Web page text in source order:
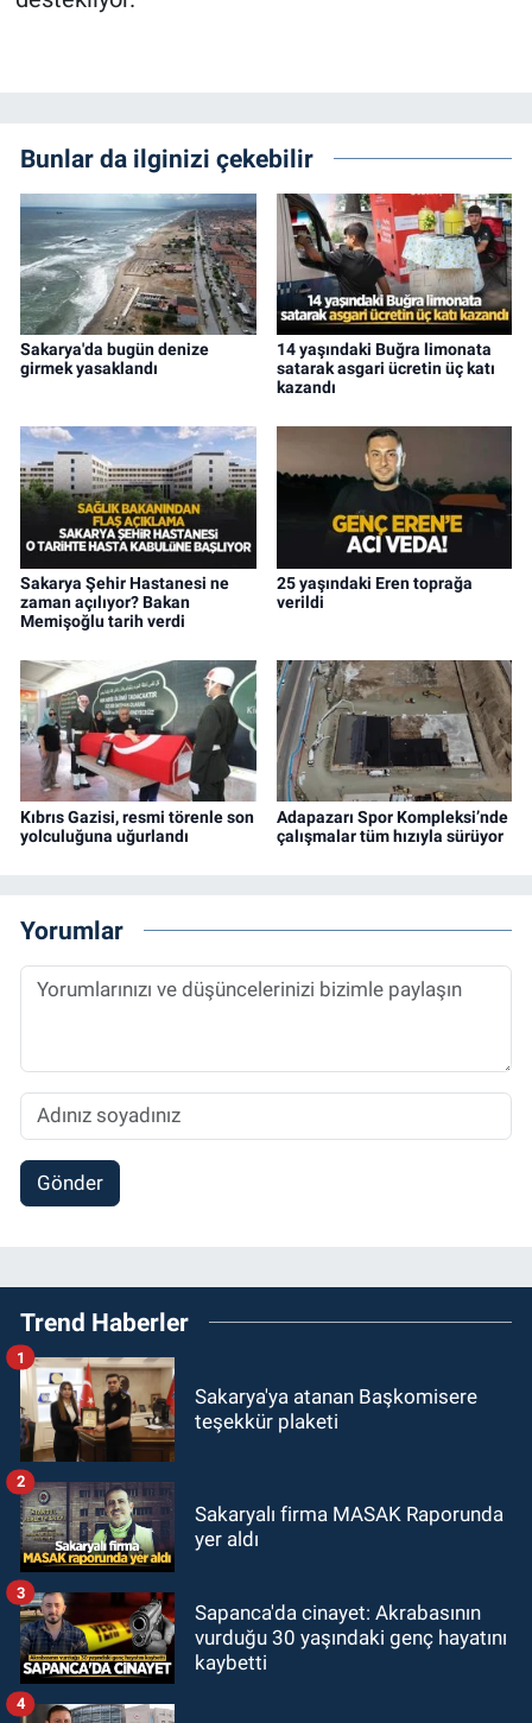
Bunlar da ilginizi çekebilir
Sakarya'da bugün denize
girmek yasaklandı
14 yaşındaki Buğra limonata
satarak asgari ücretin üç katı
kazandı
Sakarya Şehir Hastanesi ne
zaman açılıyor? Bakan
Memişoğlu tarih verdi
25 yaşındaki Eren toprağa
verildi
Kıbrıs Gazisi, resmi törenle son
yolculuğuna uğurlandı
Adapazarı Spor Kompleksi’nde
çalışmalar tüm hızıyla sürüyor
Yorumlar
Gönder
Trend Haberler
Sakarya'ya atanan Başkomisere
teşekkür plaketi
1
Sakaryalı firma MASAK Raporunda
yer aldı
2
Sapanca'da cinayet: Akrabasının
vurduğu 30 yaşındaki genç hayatını
kaybetti
3
4